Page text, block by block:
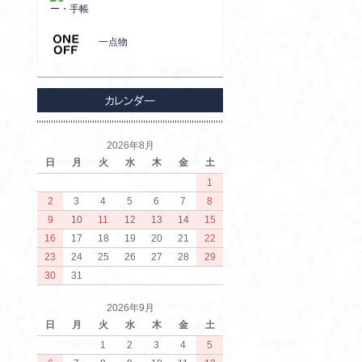
ー・手帳
一点物
2026年8月
日
月 火 水 木 金
土
1
2
3 4 5 6 7
8
9
10 11 12 13 14
15
16
17 18 19 20 21
22
23
24 25 26 27 28
29
30
31
2026年9月
日
月 火 水 木 金
土
1
2 3 4
5